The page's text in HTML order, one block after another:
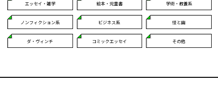
エッセイ・雑学 絵本・児童書 学術・教養系
ノンフィクション系 ビジネス系 怪と幽
ダ・ヴィンチ コミックエッセイ その他